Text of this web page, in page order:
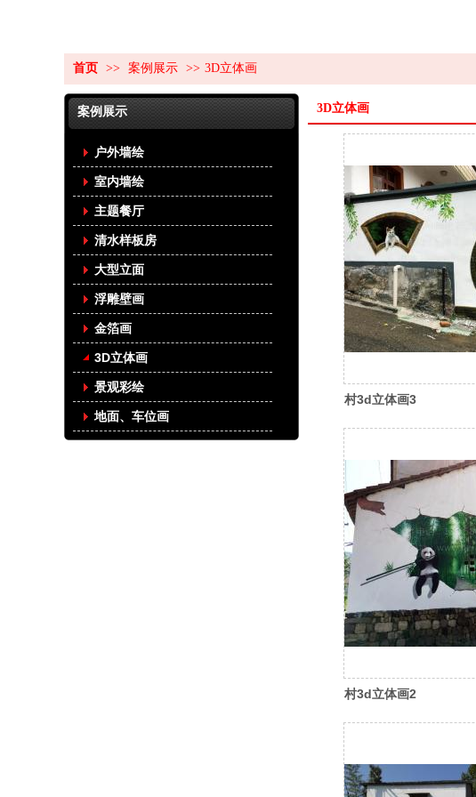
首页 >> 案例展示 >> 3D立体画
案例展示
户外墙绘
室内墙绘
主题餐厅
清水样板房
大型立面
浮雕壁画
金箔画
3D立体画
景观彩绘
地面、车位画
3D立体画
村3d立体画3
村3d立体画2